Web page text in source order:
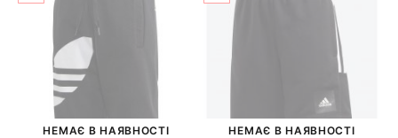
НЕМАЄ В НАЯВНОСТІ НЕМАЄ В НАЯВНОСТІ